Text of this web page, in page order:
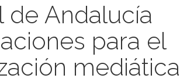
de Andalucía
para el
mediática